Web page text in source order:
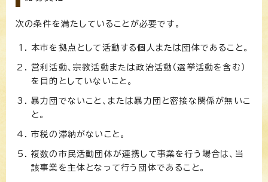
次の条件を満たしていることが必要です。
本市を拠点として活動する個人または団体であること。
営利活動、宗教活動または政治活動（選挙活動を含む）
を目的としていないこと。
暴力団でないこと、または暴力団と密接な関係が無いこ
と。
市税の滞納がないこと。
複数の市民活動団体が連携して事業を行う場合は、当
該事業を主体となって行う団体であること。